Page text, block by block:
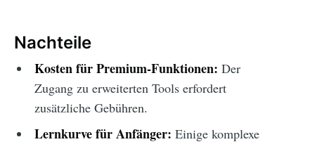
Nachteile
Kosten für Premium-Funktionen: Der
Zugang zu erweiterten Tools erfordert
zusätzliche Gebühren.
Lernkurve für Anfänger: Einige komplexe